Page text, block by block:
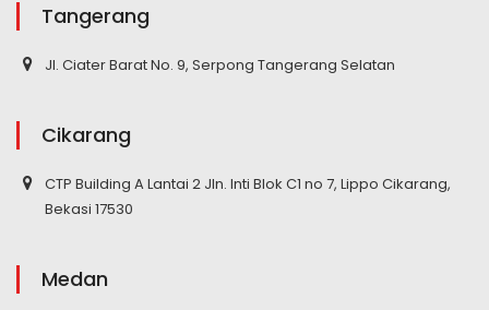
Tangerang
Jl. Ciater Barat No. 9, Serpong Tangerang Selatan
Cikarang
CTP Building A Lantai 2 Jln. Inti Blok C1 no 7, Lippo Cikarang,
Bekasi 17530
Medan